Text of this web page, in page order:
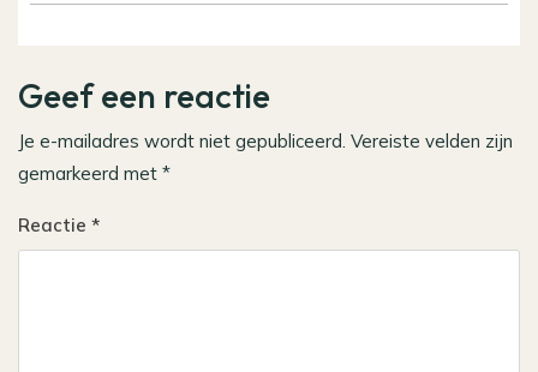
Geef een reactie
Je e-mailadres wordt niet gepubliceerd. Vereiste velden zijn
gemarkeerd met *
Reactie *